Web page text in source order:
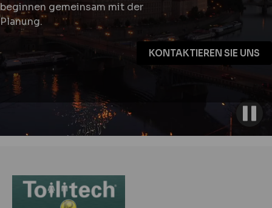
beginnen gemeinsam mit der
Planung.
KONTAKTIEREN SIE UNS